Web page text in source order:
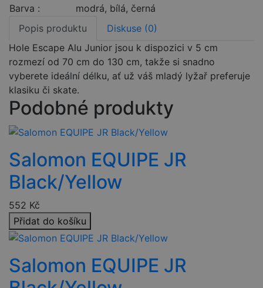
Barva :
modrá, bílá, černá
Popis produktu
Diskuse (0)
Hole Escape Alu Junior jsou k dispozici v 5 cm
rozmezí od 70 cm do 130 cm, takže si snadno
vyberete ideální délku, ať už váš mladý lyžař preferuje
klasiku či skate.
Podobné produkty
Salomon EQUIPE JR
Black/Yellow
552 Kč
Přidat do košíku
Salomon EQUIPE JR